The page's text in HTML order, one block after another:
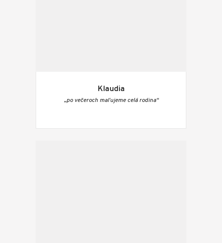
Klaudia
„po večeroch maľujeme celá rodina“